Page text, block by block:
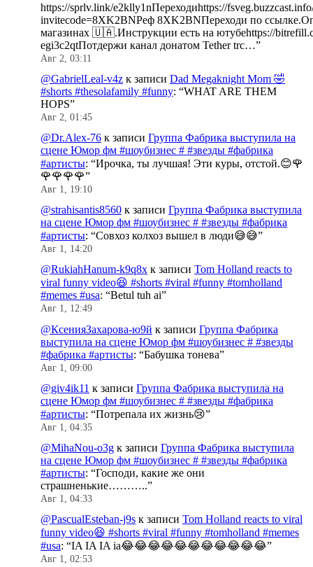
https://sprlv.link/e2klly1nПереходиhttps://
invitecode=8XK2BNРеф 8XK2BNПереходи по
магазинах 🇺🇦.Инструкции есть на ютубеhttps://
egi3c2qtПотдержи канал донатом Tether trc…”
Авг 2, 03:11
@GabrielLeal-v4z к записи Dad Megaknight Mom 🤣
#shorts #thesolafamily #funny: “WHAT ARE THEM
HOPS”
Авг 2, 01:45
@Dr.Alex-76 к записи Группа Фабрика выступила на
сцене Юмор фм #шоубизнес # #звезды #фабрика
#артисты: “Ирочка, ты лучшая! Эти куры, отстой.😊🌹
🌹🌹🌹🌹”
Авг 1, 19:10
@strahisantis8560 к записи Группа Фабрика выступила
на сцене Юмор фм #шоубизнес # #звезды #фабрика
#артисты: “Совхоз колхоз вышел в люди😅😅”
Авг 1, 14:20
@RukiahHanum-k9q8x к записи Tom Holland reacts to
viral funny video😆 #shorts #viral #funny #tomholland
#memes #usa: “Betul tuh ai”
Авг 1, 12:49
@КсенияЗахарова-ю9й к записи Группа Фабрика
выступила на сцене Юмор фм #шоубизнес # #звезды
#фабрика #артисты: “Бабушка тонева”
Авг 1, 09:00
@giv4ik11 к записи Группа Фабрика выступила на
сцене Юмор фм #шоубизнес # #звезды #фабрика
#артисты: “Потрепала их жизнь😢”
Авг 1, 04:35
@MihaNou-o3g к записи Группа Фабрика выступила
на сцене Юмор фм #шоубизнес # #звезды #фабрика
#артисты: “Господи, какие же они
страшненькие………..”
Авг 1, 04:33
@PascualEsteban-j9s к записи Tom Holland reacts to viral
funny video😆 #shorts #viral #funny #tomholland #memes
#usa: “IA IA IA ia😂😂😂😂😂😂😂😂😂😂😂”
Авг 1, 02:53